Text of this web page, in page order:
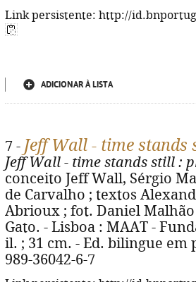
Link persistente: http://
ADICIONAR À LISTA
7 - Jeff Wall - time stands
Jeff Wall - time stands still :
conceito Jeff Wall, Sérgio
de Carvalho ; textos
Abrioux ; fot. Daniel
Gato. - Lisboa : MAAT -
il. ; 31 cm. - Ed. bilingue em
989-36042-6-7